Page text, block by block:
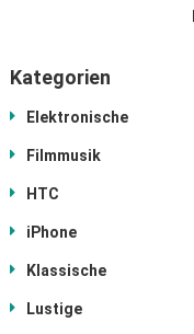
Kategorien
Elektronische
Filmmusik
HTC
iPhone
Klassische
Lustige